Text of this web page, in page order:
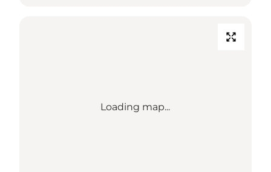
Loading map...